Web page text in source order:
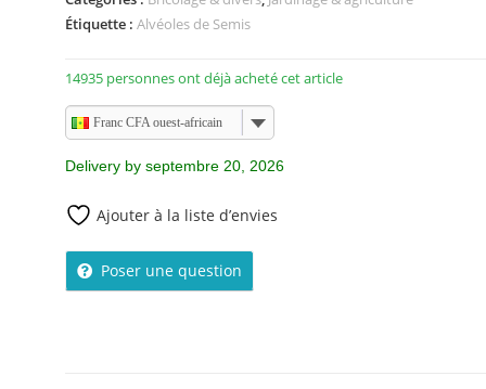
5
Étiquette : Alvéoles de Semis
14935 personnes ont déjà acheté cet article
Franc CFA ouest-africain
Delivery by septembre 20, 2026
Ajouter à la liste d’envies
Poser une question